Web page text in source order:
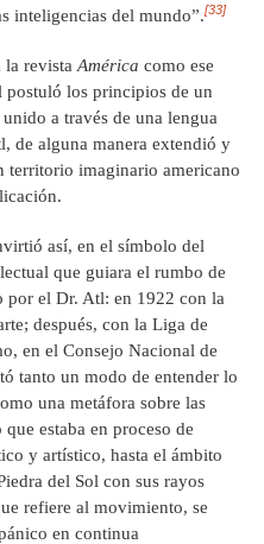
inteligencias del mundo”.[33]
la revista América como ese
los principios de un
a través de una lengua
de alguna manera extendió y
territorio imaginario americano
así, en el símbolo del
que guiara el rumbo de
por el Dr. Atl: en 1922 con la
después, con la Liga de
en el Consejo Nacional de
tanto un modo de entender lo
una metáfora sobre las
estaba en proceso de
y artístico, hasta el ámbito
del Sol con sus rayos
refiere al movimiento, se
en continua